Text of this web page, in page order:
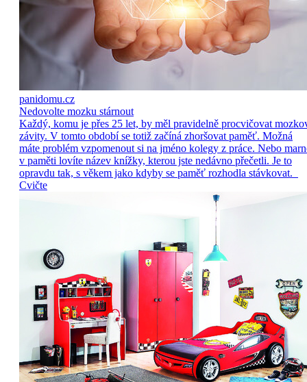
panidomu.cz
Nedovolte mozku stárnout
Každý, komu je přes 25 let, by měl pravidelně procvičovat
závity. V tomto období se totiž začíná zhoršovat paměť. Možná
máte problém vzpomenout si na jméno kolegy z práce. Nebo
v paměti lovíte název knížky, kterou jste nedávno přečetli. Je to
opravdu tak, s věkem jako kdyby se paměť rozhodla stávkovat.
Cvičte